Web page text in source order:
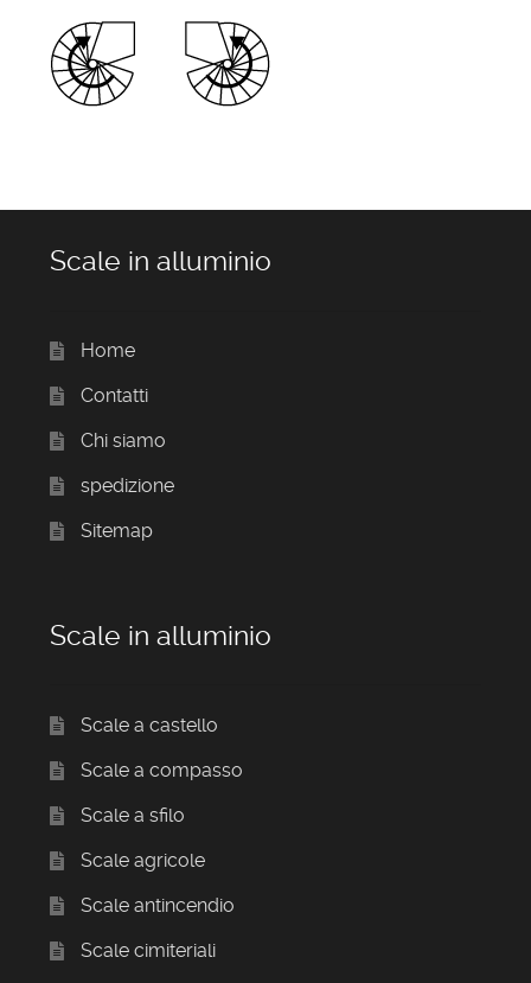
Scale in alluminio
Home
Contatti
Chi siamo
spedizione
Sitemap
Scale in alluminio
Scale a castello
Scale a compasso
Scale a sfilo
Scale agricole
Scale antincendio
Scale cimiteriali